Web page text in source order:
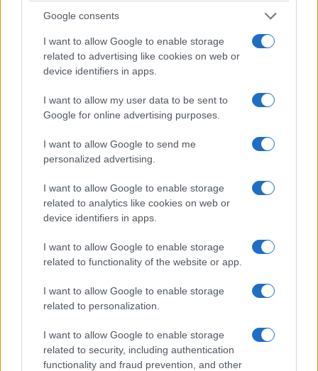
Google consents
I want to allow Google to enable storage
related to advertising like cookies on web or
device identifiers in apps.
I want to allow my user data to be sent to
Google for online advertising purposes.
I want to allow Google to send me
personalized advertising.
I want to allow Google to enable storage
related to analytics like cookies on web or
device identifiers in apps.
I want to allow Google to enable storage
related to functionality of the website or app.
I want to allow Google to enable storage
related to personalization.
I want to allow Google to enable storage
related to security, including authentication
functionality and fraud prevention, and other
Παπαπέτρου στον
5 Αυγούστου 2026, 7:00 μμ
Παπαθανασίου που
Υπουργείο Εθνικής
Άμυνας